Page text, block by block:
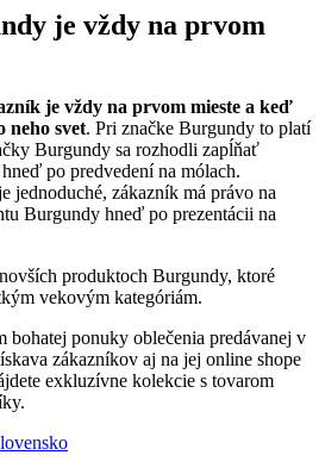
je vždy na prvom
je vždy na prvom mieste a keď
neho svet. Pri značke Burgundy to platí
Burgundy sa rozhodli zapĺňať
po predvedení na mólach.
jednoduché, zákazník má právo na
Burgundy hneď po prezentácii na
produktoch Burgundy, ktoré
vekovým kategóriám.
bohatej ponuky oblečenia predávanej v
zákazníkov aj na jej online shope
exkluzívne kolekcie s tovarom